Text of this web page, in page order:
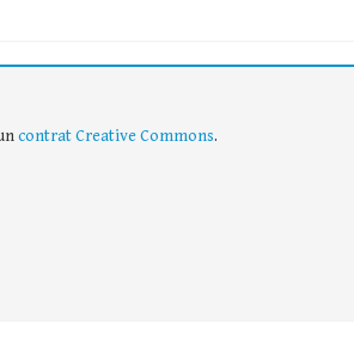
contrat Creative Commons.